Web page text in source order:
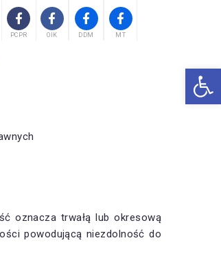
PCPR OIK DDM MT
oznacza trwałą lub okresową
powodującą niezdolność do